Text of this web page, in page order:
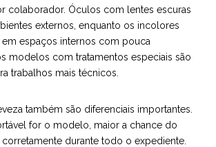
colaborador. Óculos com lentes escuras
externos, enquanto os incolores
espaços internos com pouca
modelos com tratamentos especiais são
trabalhos mais técnicos.
também são diferenciais importantes.
for o modelo, maior a chance do
durante todo o expediente.